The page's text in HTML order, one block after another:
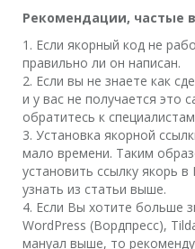
Рекомендации, частые
1. Если якорный код не
правильно ли он написан.
2. Если вы не знаете как
и у вас не получается это
обратитесь к
3. Установка якорной
мало времени. Таким
установить ссылку якорь
узнать из статьи выше.
4. Если Вы хотите больше
WordPress (Вордпресс),
мануал выше, то